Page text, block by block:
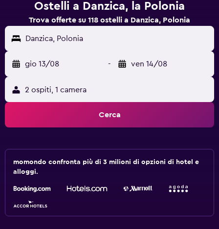
Ostelli a Danzica, la Polonia
Trova offerte su 118 ostelli a Danzica, Polonia
Danzica, Polonia
gio 13/08 - ven 14/08
2 ospiti, 1 camera
Cerca
momondo confronta più di 3 milioni di opzioni di hotel e
alloggi.